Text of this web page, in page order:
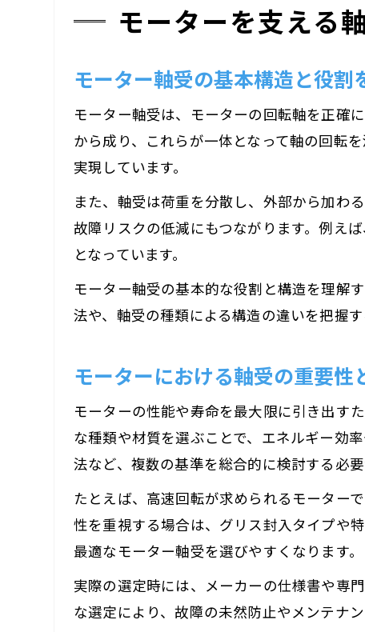
モーターを支える
モーター軸受の基本構造と役割
モーター軸受は、モーターの回転軸を正確
から成り、これらが一体となって軸の回転
実現しています。
また、軸受は荷重を分散し、外部から加わ
故障リスクの低減にもつながります。例え
となっています。
モーター軸受の基本的な役割と構造を理解
法や、軸受の種類による構造の違いを把握
モーターにおける軸受の重要性
モーターの性能や寿命を最大限に引き出す
な種類や材質を選ぶことで、エネルギー効
法など、複数の基準を総合的に検討する必要
たとえば、高速回転が求められるモーター
性を重視する場合は、グリス封入タイプや
最適なモーター軸受を選びやすくなります。
実際の選定時には、メーカーの仕様書や専
な選定により、故障の未然防止やメンテナ